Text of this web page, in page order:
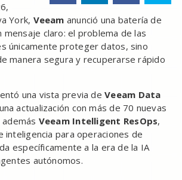
York, Veeam anunció una batería de
mensaje claro: el problema de las
únicamente proteger datos, sino
manera segura y recuperarse rápido
una vista previa deVeeam Data
actualización con más de 70 nuevas
Veeam Intelligent ResOps,
inteligencia para operaciones de
específicamente a la era de la IA
autónomos.